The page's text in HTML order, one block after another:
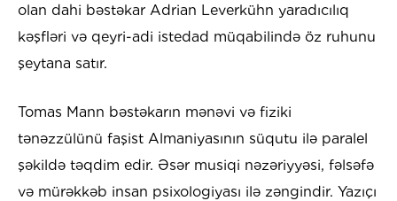
olan dahi bəstəkar Adrian Leverkühn yaradıcılıq
kəşfləri və qeyri-adi istedad müqabilində öz ruhunu
şeytana satır.
Tomas Mann bəstəkarın mənəvi və fiziki
tənəzzülünü faşist Almaniyasının süqutu ilə paralel
şəkildə təqdim edir. Əsər musiqi nəzəriyyəsi, fəlsəfə
və mürəkkəb insan psixologiyası ilə zəngindir. Yazıçı